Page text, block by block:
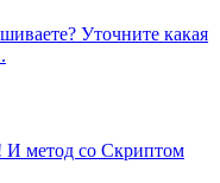
Уточните какая
И метод со Скриптом